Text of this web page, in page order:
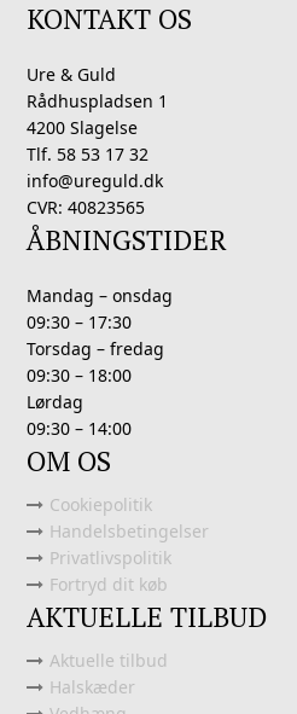
KONTAKT OS
Ure & Guld
Rådhuspladsen 1
4200 Slagelse
Tlf. 58 53 17 32
info@ureguld.dk
CVR: 40823565
ÅBNINGSTIDER
Mandag – onsdag
09:30 – 17:30
Torsdag – fredag
09:30 – 18:00
Lørdag
09:30 – 14:00
OM OS
Cookiepolitik
Handelsbetingelser
Privatlivspolitik
Fortryd dit køb
AKTUELLE TILBUD
Aktuelle tilbud
Halskæder